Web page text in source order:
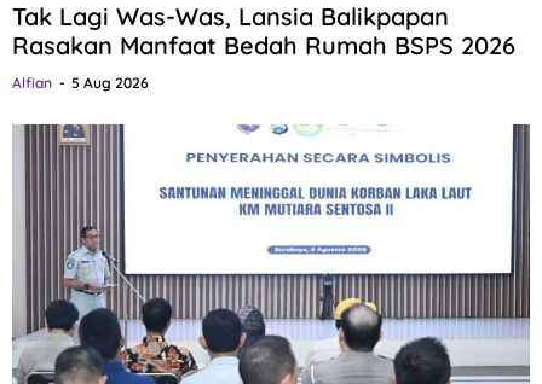
Tak Lagi Was-Was, Lansia Balikpapan
Rasakan Manfaat Bedah Rumah BSPS 2026
Alfian 5 Aug 2026